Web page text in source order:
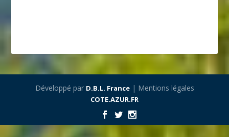
Développé par D.B.L. France| Mentions légales
COTE.AZUR.FR